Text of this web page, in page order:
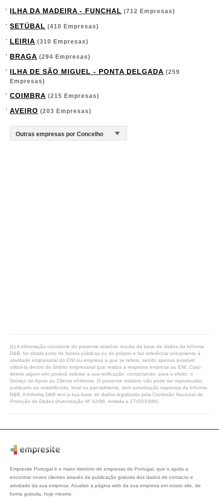
ILHA DA MADEIRA - FUNCHAL (712 Empresas)
SETÚBAL (410 Empresas)
LEIRIA (310 Empresas)
BRAGA (294 Empresas)
ILHA DE SÃO MIGUEL - PONTA DELGADA (259
Empresas)
COIMBRA (215 Empresas)
AVEIRO (203 Empresas)
(1) A informação constante do presente relatório resulta da base de dados da Informa
D&B, foi obtida junto de fontes públicas ou do próprio e faz referência unicamente à
atividade empresarial do ENI ou empresa a que se refere, sendo apenas possível
utilizá-la dentro do âmbito empresarial que realiza a respetiva empresa ou ENI. Caso
detete algum erro poderá solicitar a sua retificação, contactando, para o efeito, o
Serviço de Apoio ao Cliente eInforma. O presente relatório não pode ser reproduzido,
publicado ou redistribuído, total ou parcialmente, sem autorização expressa da Informa
D&B. A Informa D&B tem a sua base de dados legalizada pela Comissão Nacional de
Proteção de Dados (Autorização Nº 32/96, emitida a 27/02/1996).
Empresite Portugal é o maior diretório de empresas de Portugal, que o ajuda a
encontrar novos clientes através da publicação gratuita dos dados de contacto e
atividade da sua empresa. Atualize a página web da sua empresa em nosso site, de
forma gratuita, hoje mesmo.